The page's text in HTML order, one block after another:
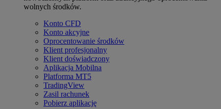
wolnych środków.
Konto CFD
Konto akcyjne
Oprocentowanie środków
Klient profesjonalny
Klient doświadczony
Aplikacja Mobilna
Platforma MT5
TradingView
Zasil rachunek
Pobierz aplikację